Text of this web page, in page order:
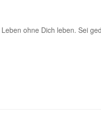
ohne Dich leben. Sei